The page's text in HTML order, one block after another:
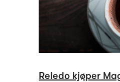
Reledo kjøper